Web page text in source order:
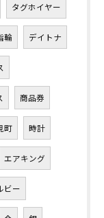
タグホイヤー
輪 デイトナ
商品券
町 時計
エアキング
ビー